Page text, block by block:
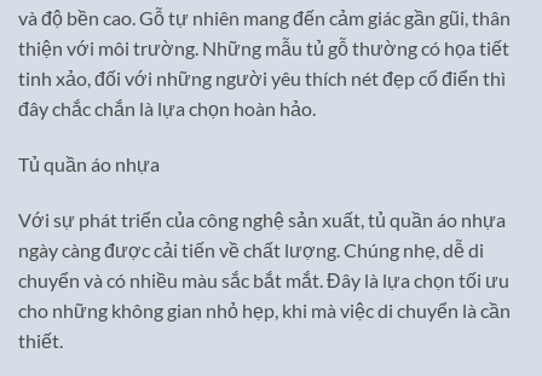
và độ bền cao. Gỗ tự nhiên mang đến cảm giác gần gũi, thân
thiện với môi trường. Những mẫu tủ gỗ thường có họa tiết
tinh xảo, đối với những người yêu thích nét đẹp cổ điển thì
đây chắc chắn là lựa chọn hoàn hảo.
Tủ quần áo nhựa
Với sự phát triển của công nghệ sản xuất, tủ quần áo nhựa
ngày càng được cải tiến về chất lượng. Chúng nhẹ, dễ di
chuyển và có nhiều màu sắc bắt mắt. Đây là lựa chọn tối ưu
cho những không gian nhỏ hẹp, khi mà việc di chuyển là cần
thiết.